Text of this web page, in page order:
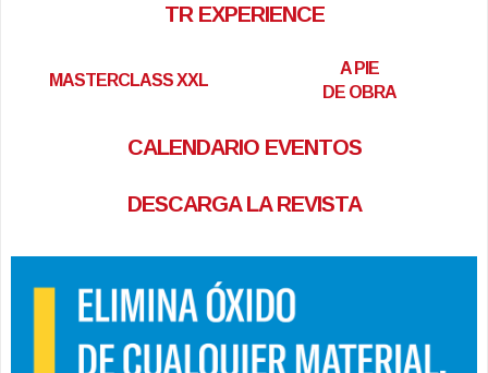
TR EXPERIENCE
MASTERCLASS XXL
A PIE
DE OBRA
CALENDARIO EVENTOS
DESCARGA LA REVISTA